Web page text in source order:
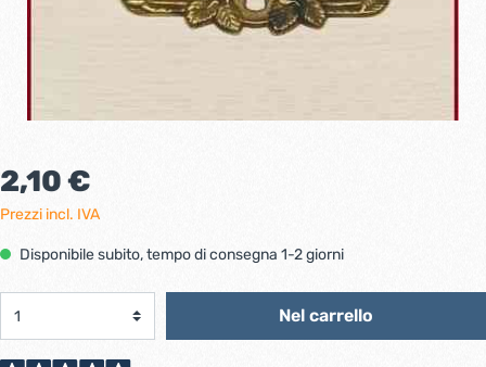
2,10 €
Prezzi incl. IVA
Disponibile subito, tempo di consegna 1-2 giorni
Nel carrello